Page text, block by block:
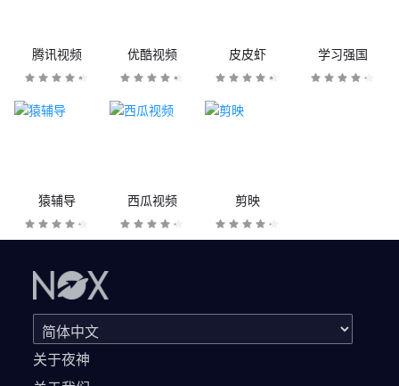
腾讯视频 优酷视频 皮皮虾 学习强国
猿辅导 西瓜视频 剪映
关于夜神